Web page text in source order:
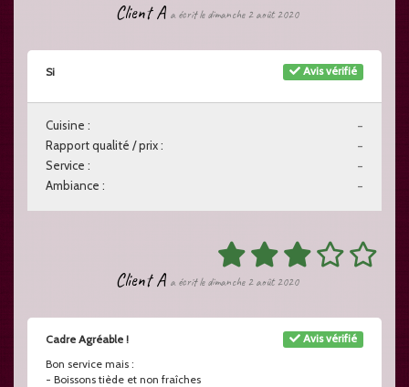
Client A a écrit le dimanche 2 août 2020
Avis vérifié
Si
-
Cuisine :
-
Rapport qualité / prix :
-
Service :
-
Ambiance :
Client A a écrit le dimanche 2 août 2020
Avis vérifié
Cadre Agréable !
Bon service mais :
- Boissons tiède et non fraîches